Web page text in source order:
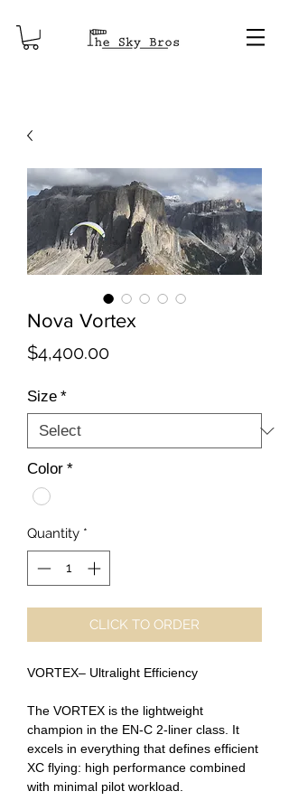
Nova Vortex
$4,400.00Price
Size *
Color *
Quantity *
CLICK TO ORDER
VORTEX– Ultralight Efficiency
The VORTEX is the lightweight
champion in the EN-C 2-liner class. It
excels in everything that defines efficient
XC flying: high performance combined
with minimal pilot workload.